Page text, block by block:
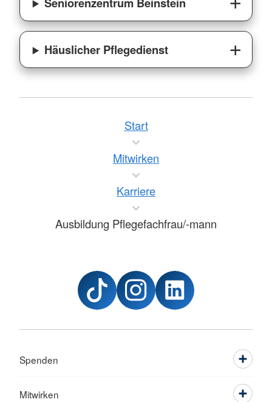
Häuslicher Pflegedienst
Start
Mitwirken
Karriere
Ausbildung Pflegefachfrau/-mann
Spenden
Mitwirken